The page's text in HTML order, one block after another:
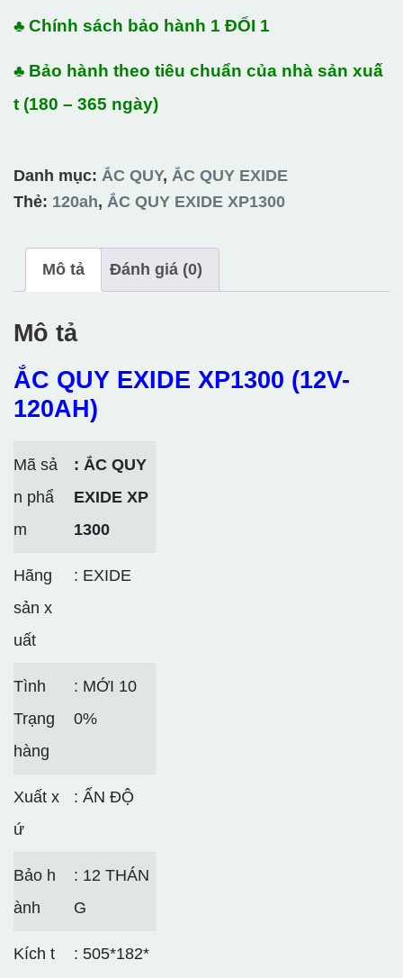
♣ Chính sách bảo hành 1 ĐỔI 1
♣ Bảo hành theo tiêu chuẩn của nhà sản xuấ
t (180 – 365 ngày)
Danh mục: ẮC QUY, ẮC QUY EXIDE
Thẻ: 120ah, ẮC QUY EXIDE XP1300
Mô tả Đánh giá (0)
Mô tả
ẮC QUY EXIDE XP1300 (12V-
120AH)
Mã sả
n phẩ
m
: ẮC QUY
EXIDE XP
1300
Hãng
sản x
uất
: EXIDE
Tình
Trạng
hàng
: MỚI 10
0%
Xuất x
ứ
: ẤN ĐỘ
Bảo h
ành
: 12 THÁN
G
Kích t
: 505*182*